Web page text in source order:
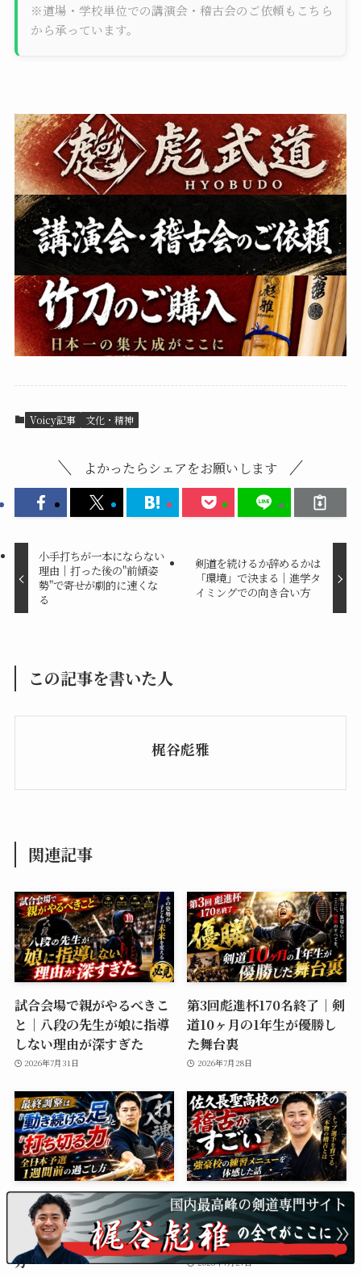
※道場・学校単位での講演会・稽古会のご依頼もこちら
から承っています。
Voicy記事 文化・精神
よかったらシェアをお願いします
小手打ちが一本にならない
理由｜打った後の"前傾姿
勢"で寄せが劇的に速くな
る
剣道を続けるか辞めるかは
「環境」で決まる｜進学タ
イミングでの向き合い方
この記事を書いた人
梶谷彪雅
関連記事
試合会場で親がやるべきこ
と｜八段の先生が娘に指導
しない理由が深すぎた
2026年7月31日
第3回彪進杯170名終了｜剣
道10ヶ月の1年生が優勝し
た舞台裏
2026年7月28日
最終調整は「動き続ける
足」と「打ち切る力」｜全
日本予選1週間前の過ごし
方
佐久長聖高校の稽古がすご
い｜強豪校の練習メニュー
を体感した話
2026年7月27日